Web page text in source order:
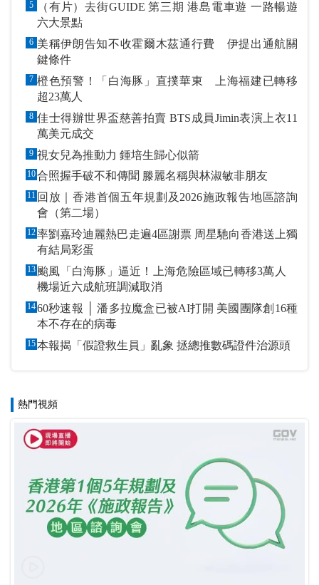
5
（有片）去街GUIDE 第三期 港島電車遊 一路暢遊
六大景點
6 美稱伊朗告知不收霍爾木茲通行費 伊提出通航關
鍵條件
7 橙色預警！「白海豚」直撲華東 上海福建已轉移
超23萬人
8 佳士得辦世界盃慈善拍賣 BTS成員Jimin表演上衣11
萬美元成交
9 視女兒為推動力 鍾培生歸心似箭
10 合照握手破不和傳聞 滕麗名稱與林淑敏非朋友
11 回放｜香港首個五年規劃及2026施政報告地區諮詢
會（第二場）
12率劉嘉玲迪麗熱巴走遍4區謝票 周星馳向香港送上獨
有結局彩蛋
13 颱風「白海豚」逼近！上海危險區域已轉移3萬人
機場近六成航班調減取消
1460秒速報 │ 潘多拉魔盒已被AI打開 美國團隊創16種
本不存在的病毒
15 本報揭「假證救生員」亂象 拯總推數碼證件治源頭
熱門視頻